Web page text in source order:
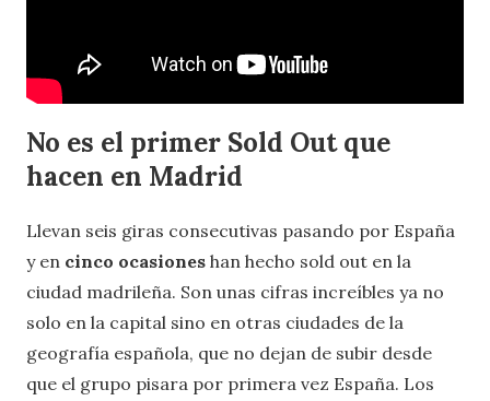
No es el primer Sold Out que
hacen en Madrid
Llevan seis giras consecutivas pasando por España
y en cinco ocasiones han hecho sold out en la
ciudad madrileña. Son unas cifras increíbles ya no
solo en la capital sino en otras ciudades de la
geografía española, que no dejan de subir desde
que el grupo pisara por primera vez España. Los